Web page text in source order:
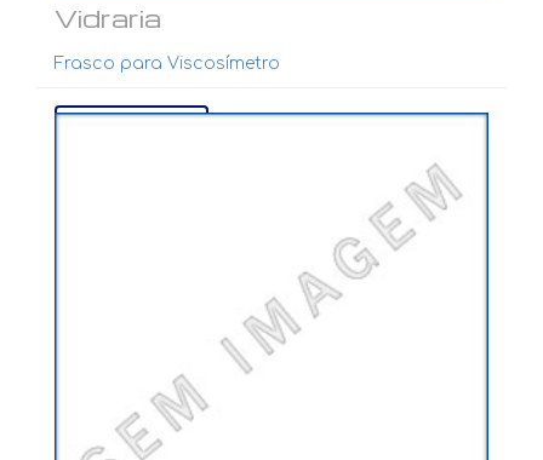
Vidraria
Frasco para Viscosímetro
Ver mais...